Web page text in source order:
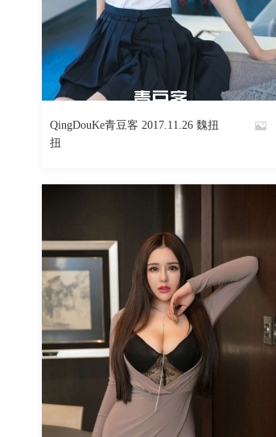
By
QingDouKe青豆客 2017.11.26 魏扭
扭